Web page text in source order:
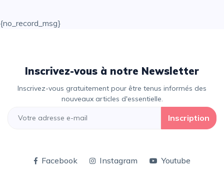
{no_record_msg}
Inscrivez-vous à notre Newsletter
Inscrivez-vous gratuitement pour être tenus informés des
nouveaux articles d'essentielle.
Inscription
Facebook Instagram Youtube